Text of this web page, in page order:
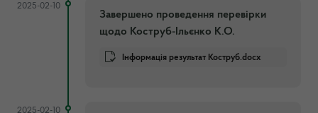
2025-02-10
Завершено проведення перевірки
щодо Коструб-Ільєнко К.О.
Інформація результат Коструб.docx
2025-02-10